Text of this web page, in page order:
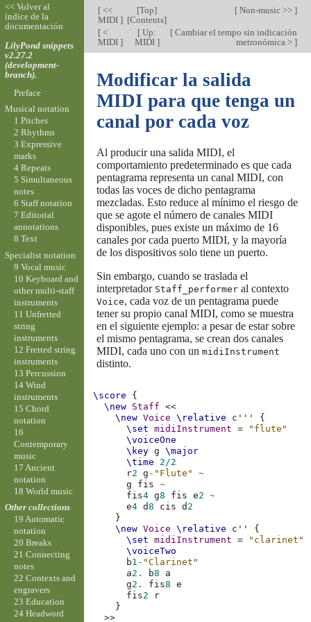
[<<
MIDI ]
[Top]
[Contents]
[Non-music >> ]
[<
MIDI ]
[ Up:
MIDI ]
[Cambiar el tempo sin indicación
metronómica > ]
Modificar la salida
MIDI para que tenga un
canal por cada voz
Al producir una salida MIDI, el
comportamiento predeterminado es que cada
pentagrama representa un canal MIDI, con
todas las voces de dicho pentagrama
mezcladas. Esto reduce al mínimo el riesgo de
que se agote el número de canales MIDI
disponibles, pues existe un máximo de 16
canales por cada puerto MIDI, y la mayoría
de los dispositivos solo tiene un puerto.
Sin embargo, cuando se traslada el
interpretador Staff_performeral contexto
Voice, cada voz de un pentagrama puede
tener su propio canal MIDI, como se muestra
en el siguiente ejemplo: a pesar de estar sobre
el mismo pentagrama, se crean dos canales
MIDI, cada uno con un midiInstrument
distinto.
\score
{
\new Staff
<<
\new Voice \relative c'''
{
\set
midiInstrument =
"flute"
\voiceOne
\key g
\major
\time
2/2
r2 g -"Flute"
~
g
fis
~
fis4 g8 fis e2
~
e4 d8 cis d 2
}
\new Voice \relative c''
{
\set
midiInstrument =
"clarinet"
\voiceTwo
b1 -"Clarinet"
a2. b8
a
g2. fis8
e
fis2
r
}
>>
<< Volver al
índice de la
documentación
LilyPond snippets
v2.27.2
(development-
branch).
Preface
Musical notation
1 Pitches
2 Rhythms
3 Expressive
marks
4 Repeats
5 Simultaneous
notes
6 Staff notation
7 Editorial
annotations
8 Text
Specialist notation
9 Vocal music
10 Keyboard and
other multi-staff
instruments
11 Unfretted
string
instruments
12 Fretted string
instruments
13 Percussion
14 Wind
instruments
15 Chord
notation
16
Contemporary
music
17 Ancient
notation
18 World music
Other collections
19 Automatic
notation
20 Breaks
21 Connecting
notes
22 Contexts and
engravers
23 Education
24 Headword